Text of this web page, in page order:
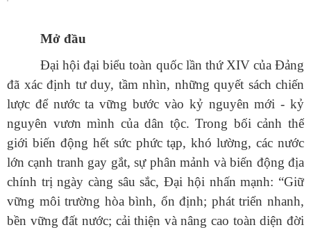
Mở đầu
Đại hội đại biểu toàn quốc lần thứ XIV của Đảng
đã xác định tư duy, tầm nhìn, những quyết sách chiến
lược để nước ta vững bước vào kỷ nguyên mới - kỷ
nguyên vươn mình của dân tộc. Trong bối cảnh thế
giới biến động hết sức phức tạp, khó lường, các nước
lớn cạnh tranh gay gắt, sự phân mảnh và biến động địa
chính trị ngày càng sâu sắc, Đại hội nhấn mạnh: “Giữ
vững môi trường hòa bình, ổn định; phát triển nhanh,
bền vững đất nước; cải thiện và nâng cao toàn diện đời